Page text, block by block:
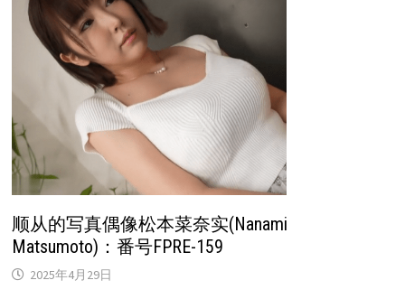
顺从的写真偶像松本菜奈实(Nanami
Matsumoto)：番号FPRE-159
2025年4月29日